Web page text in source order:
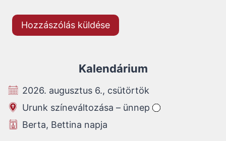
Kalendárium
2026. augusztus 6., csütörtök
Urunk színeváltozása – ünnep
Berta, Bettina napja